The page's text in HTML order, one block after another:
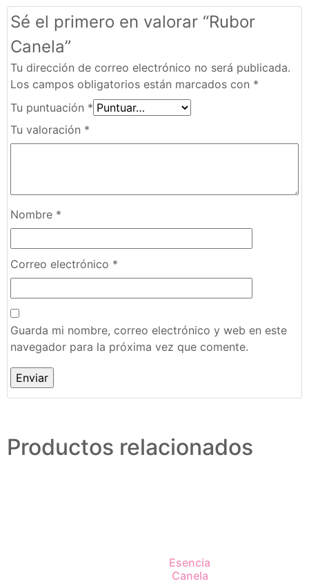
Sé el primero en valorar “Rubor
Canela”
Tu dirección de correo electrónico no será publicada.
Los campos obligatorios están marcados con *
Tu puntuación *
Tu valoración *
Nombre *
Correo electrónico *
Guarda mi nombre, correo electrónico y web en este
navegador para la próxima vez que comente.
Productos relacionados
Esencia
Canela